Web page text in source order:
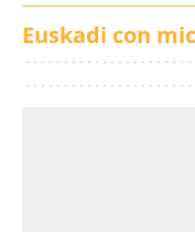
Euskadi con